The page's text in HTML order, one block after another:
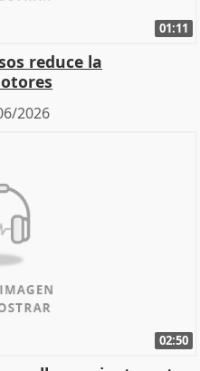
01:11
reduce la
2026
02:50